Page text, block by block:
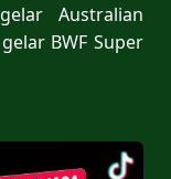
Australian
BWF Super